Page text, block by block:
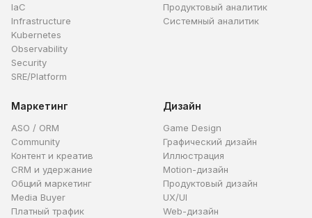
IaC
Infrastructure
Kubernetes
Observability
Security
SRE/Platform
Продуктовый аналитик
Системный аналитик
Маркетинг
ASO / ORM
Community
Контент и креатив
CRM и удержание
Общий маркетинг
Media Buyer
Платный трафик
Дизайн
Game Design
Графический дизайн
Иллюстрация
Motion-дизайн
Продуктовый дизайн
UX/UI
Web-дизайн